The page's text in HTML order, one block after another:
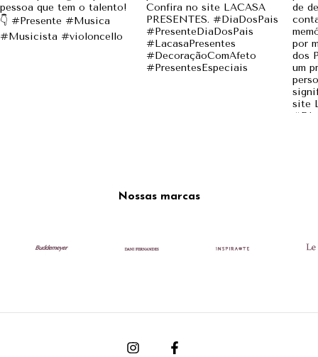
Nossas marcas